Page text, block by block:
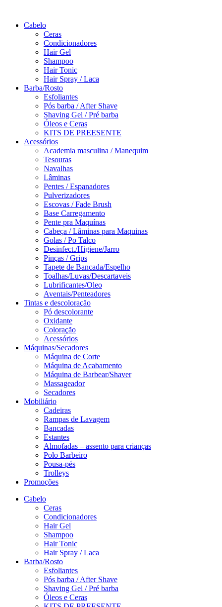
Cabelo
Ceras
Condicionadores
Hair Gel
Shampoo
Hair Tonic
Hair Spray / Laca
Barba/Rosto
Esfoliantes
Pós barba / After Shave
Shaving Gel / Pré barba
Óleos e Ceras
KITS DE PREESENTE
Acessórios
Academia masculina / Manequim
Tesouras
Navalhas
Lâminas
Pentes / Espanadores
Pulverizadores
Escovas / Fade Brush
Base Carregamento
Pente pra Maquínas
Cabeça / Lâminas para Maquinas
Golas / Po Talco
Desinfect./Higiene/Jarro
Pinças / Grips
Tapete de Bancada/Espelho
Toalhas/Luvas/Descartaveis
Lubrificantes/Oleo
Aventais/Penteadores
Tintas e descoloração
Pó descolorante
Oxidante
Coloração
Acessórios
Máquinas/Secadores
Máquina de Corte
Máquina de Acabamento
Máquina de Barbear/Shaver
Massageador
Secadores
Mobiliário
Cadeiras
Rampas de Lavagem
Bancadas
Estantes
Almofadas – assento para crianças
Polo Barbeiro
Pousa-pés
Trolleys
Promoções
Cabelo
Ceras
Condicionadores
Hair Gel
Shampoo
Hair Tonic
Hair Spray / Laca
Barba/Rosto
Esfoliantes
Pós barba / After Shave
Shaving Gel / Pré barba
Óleos e Ceras